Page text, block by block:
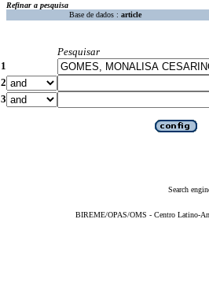
Refinar a pesquisa
Base de dados : article
Pesquisar
1
2
3
Search
BIREME/OPAS/OMS - Centro Latino-